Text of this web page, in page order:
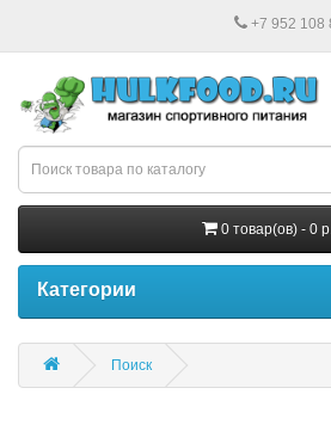
+7 952 108
0 товар(ов) - 0
Категории
Поиск